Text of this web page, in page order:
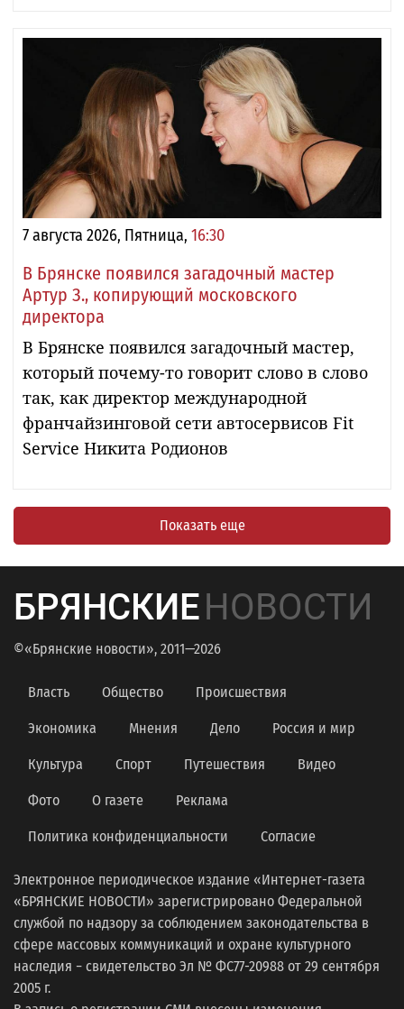
7 августа 2026, Пятница, 16:30
В Брянске появился загадочный мастер
Артур З., копирующий московского
директора
В Брянске появился загадочный мастер,
который почему-то говорит слово в слово
так, как директор международной
франчайзинговой сети автосервисов Fit
Service Никита Родионов
Показать еще
БРЯНСКИЕНОВОСТИ
©«Брянские новости», 2011—2026
Власть Общество Происшествия
Экономика Мнения Дело Россия и мир
Культура Спорт Путешествия Видео
Фото О газете Реклама
Политика конфиденциальности Согласие
Электронное периодическое издание «Интернет-газета
«БРЯНСКИЕ НОВОСТИ» зарегистрировано Федеральной
службой по надзору за соблюдением законодательства в
сфере массовых коммуникаций и охране культурного
наследия − свидетельство Эл № ФС77-20988 от 29 сентября
2005 г.